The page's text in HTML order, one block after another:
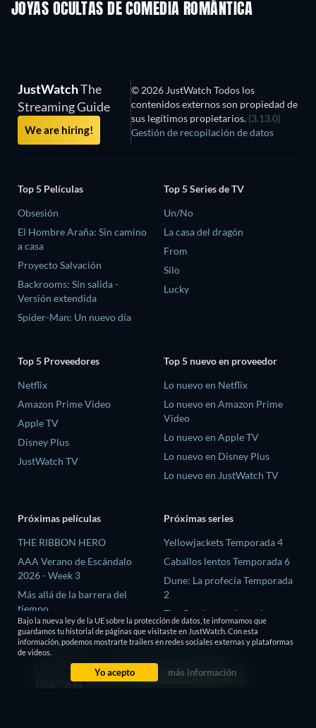
JOYAS OCULTAS DE COMEDIA ROMÁNTICA
JustWatchThe
Streaming Guide
We are hiring!
© 2026 JustWatch Todos los
contenidos externos son propiedad de
sus legítimos propietarios. (3.13.0)
Gestión de recopilación de datos
Top 5 Películas
Obsesión
El Hombre Araña: Sin camino
a casa
Proyecto Salvación
Backrooms: Sin salida -
Versión extendida
Spider-Man: Un nuevo día
Top 5 Series de TV
Un/No
La casa del dragón
From
Silo
Lucky
Top 5 Proveedores
Netflix
Amazon Prime Video
Apple TV
Disney Plus
JustWatch TV
Top 5 nuevo en proveedor
Lo nuevo en Netflix
Lo nuevo en Amazon Prime
Video
Lo nuevo en Apple TV
Lo nuevo en Disney Plus
Lo nuevo en JustWatch TV
Próximas películas
THE RIBBON HERO
AAA Verano de Escándalo
2026 - Week 3
Más allá de la barrera del
tiempo
Megaville
El proceso de las brujas
Próximas series
Yellowjackets Temporada 4
Caballos lentos Temporada 6
Dune: La profecía Temporada
2
The Gentlemen: La serie
Temporada 2
El amor es ciego: Reino Unido
Bajo la nueva ley de la UE sobre la protección de datos, te informamos que
guardamos tu historial de páginas que visitaste en JustWatch. Con esta
información, podemos mostrarte trailers en redes sociales externas y plataformas
de videos.
Yo acepto más información